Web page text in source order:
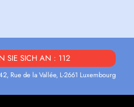
SIE SICH AN : 112
Rue de la Vallée, L-2661 Luxembourg